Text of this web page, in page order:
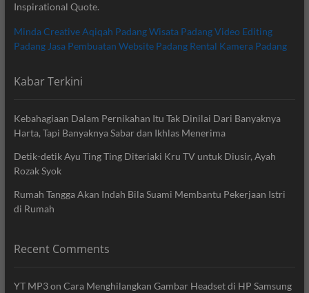
Inspirational Quote.
Minda CreativeAqiqah PadangWisata PadangVideo Editing
PadangJasa Pembuatan Website Padang Rental Kamera Padang
Kabar Terkini
Kebahagiaan Dalam Pernikahan Itu Tak Dinilai Dari Banyaknya
Harta, Tapi Banyaknya Sabar dan Ikhlas Menerima
Detik-detik Ayu Ting Ting Diteriaki Kru TV untuk Diusir, Ayah
Rozak Syok
Rumah Tangga Akan Indah Bila Suami Membantu Pekerjaan Istri
di Rumah
Recent Comments
YT MP3on Cara Menghilangkan Gambar Headset di HP Samsung